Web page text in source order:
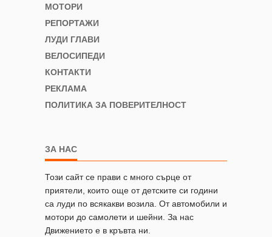
МОТОРИ
РЕПОРТАЖИ
ЛУДИ ГЛАВИ
ВЕЛОСИПЕДИ
КОНТАКТИ
РЕКЛАМА
ПОЛИТИКА ЗА ПОВЕРИТЕЛНОСТ
ЗА НАС
Този сайт се прави с много сърце от
приятели, които още от детските си години
са луди по всякакви возила. От автомобили и
мотори до самолети и шейни. За нас
Движението е в кръвта ни.